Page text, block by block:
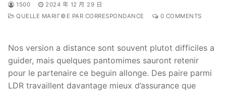
1500
2024 年 12 月 29 日
QUELLE MARIГ©E PAR CORRESPONDANCE
0 COMMENTS
Nos version a distance sont souvent plutot difficiles a
guider, mais quelques pantomimes sauront retenir
pour le partenaire ce beguin allonge. Des paire parmi
LDR travaillent davantage mieux d’assurance que